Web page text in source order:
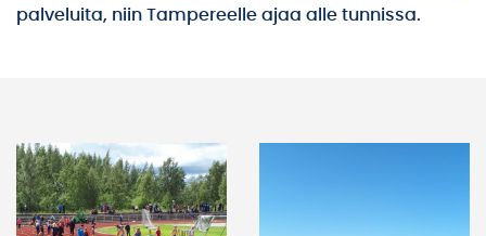
palveluita, niin Tampereelle ajaa alle tunnissa.